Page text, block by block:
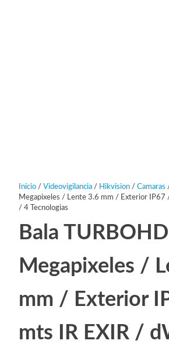
Inicio/ Videovigilancia/ Hikvision/ Camaras
Megapixeles / Lente 3.6 mm / Exterior IP67
/ 4 Tecnologias
Bala
Megapixeles /
mm / Exterior
mts IR EXIR /